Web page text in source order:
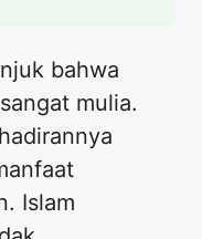
bahwa
mulia.
Islam